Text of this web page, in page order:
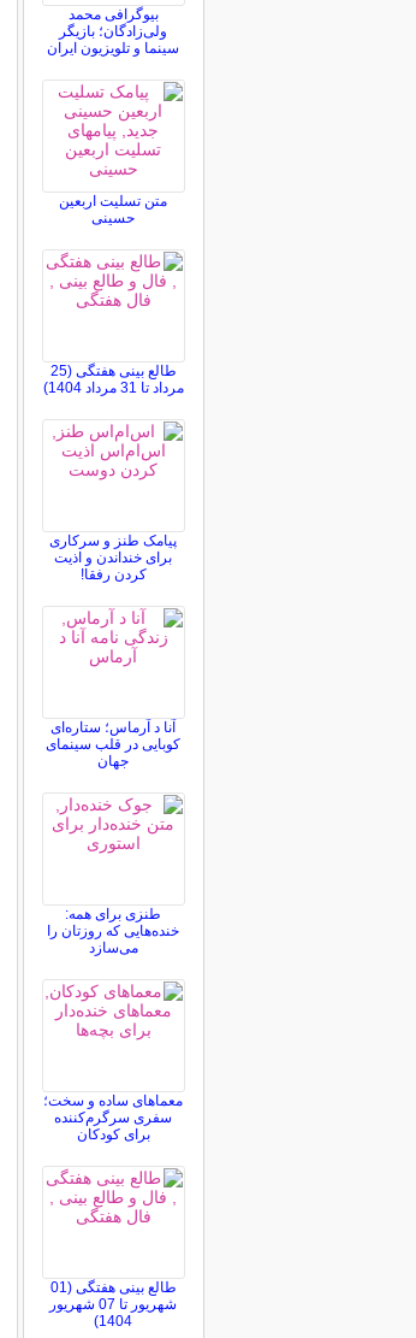
بیوگرافی محمد
ولی‌زادگان؛ بازیگر
سینما و تلویزیون ایران
متن تسلیت اربعین
حسینی
طالع بینی هفتگی (25
مرداد تا 31 مرداد 1404)
پیامک طنز و سرکاری
برای خنداندن و اذیت
کردن رفقا!
آنا د آرماس؛ ستاره‌ای
کوبایی در قلب سینمای
جهان
طنزی برای همه:
خنده‌هایی که روزتان را
می‌سازد
معماهای ساده و سخت؛
سفری سرگرم‌کننده
برای کودکان
طالع بینی هفتگی (01
شهریور تا 07 شهریور
1404)